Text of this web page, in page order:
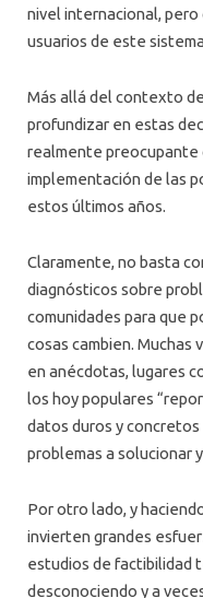
nivel internacional, pero
usuarios de este
Más allá del contexto
profundizar en estas
realmente preocupante
implementación de las
estos últimos años.
Claramente, no basta
diagnósticos sobre
comunidades para que
cosas cambien. Muchas
en anécdotas, lugares
los hoy populares
datos duros y
problemas a solucionar
Por otro lado, y
invierten grandes
estudios de factibilidad
desconociendo y a